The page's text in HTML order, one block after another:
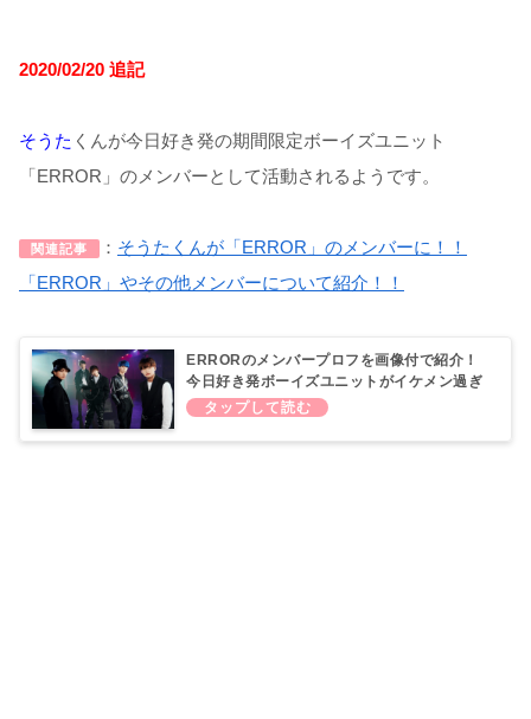
2020/02/20 追記
そうた くんが今日好き発の期間限定ボーイズユニット
「ERROR」のメンバーとして活動されるようです。
関連記事 ： そうたくんが「ERROR」のメンバーに！！
「ERROR」やその他メンバーについて紹介！！
ERRORのメンバープロフを画像付で紹介！
今日好き発ボーイズユニットがイケメン過ぎ
る！！